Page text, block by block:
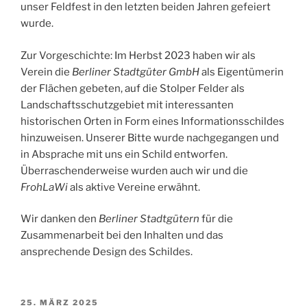
unser Feldfest in den letzten beiden Jahren gefeiert
wurde.
Zur Vorgeschichte: Im Herbst 2023 haben wir als
Verein die Berliner Stadtgüter GmbHals Eigentümerin
der Flächen gebeten, auf die Stolper Felder als
Landschaftsschutzgebiet mit interessanten
historischen Orten in Form eines Informationsschildes
hinzuweisen. Unserer Bitte wurde nachgegangen und
in Absprache mit uns ein Schild entworfen.
Überraschenderweise wurden auch wir und die
FrohLaWials aktive Vereine erwähnt.
Wir danken den Berliner Stadtgütern für die
Zusammenarbeit bei den Inhalten und das
ansprechende Design des Schildes.
VERÖFFENTLICHT
25. MÄRZ 2025